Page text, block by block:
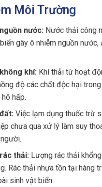
Môi Trường
nước: Nước thải công
gây ô nhiễm nguồn
khí: Khí thải từ hoạt
độ các chất độc hại
hấp.
Việc lạm dụng thuốc trừ
chưa qua xử lý làm suy
thải: Lượng rác thải
Rác thải nhựa tồn tại hàng
sinh vật biển.